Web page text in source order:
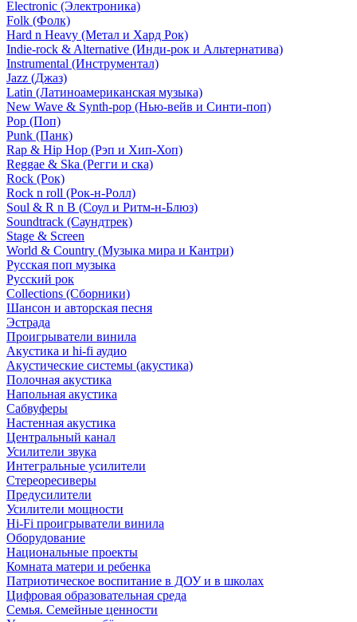
Electronic (Электроника)
Folk (Фолк)
Hard n Heavy (Метал и Хард Рок)
Indie-rock & Alternative (Инди-рок и Альтернатива)
Instrumental (Инструментал)
Jazz (Джаз)
Latin (Латиноамериканская музыка)
New Wave & Synth-pop (Нью-вейв и Синти-поп)
Pop (Поп)
Punk (Панк)
Rap & Hip Hop (Рэп и Хип-Хоп)
Reggae & Ska (Регги и ска)
Rock (Рок)
Rock n roll (Рок-н-Ролл)
Soul & R n B (Соул и Ритм-н-Блюз)
Soundtrack (Саундтрек)
Stage & Screen
World & Country (Музыка мира и Кантри)
Русская поп музыка
Русский рок
Сollections (Сборники)
Шансон и авторская песня
Эстрада
Проигрыватели винила
Акустика и hi-fi аудио
Акустические системы (акустика)
Полочная акустика
Напольная акустика
Сабвуферы
Настенная акустика
Центральный канал
Усилители звука
Интегральные усилители
Стереоресиверы
Предусилители
Усилители мощности
Hi-Fi проигрыватели винила
Оборудование
Национальные проекты
Комната матери и ребенка
Патриотическое воспитание в ДОУ и в школах
Цифровая образовательная среда
Семья. Семейные ценности